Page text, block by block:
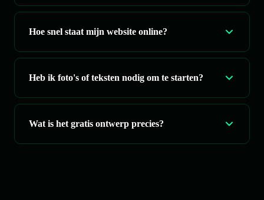
Hoe snel staat mijn website online?
Heb ik foto's of teksten nodig om te starten?
Wat is het gratis ontwerp precies?